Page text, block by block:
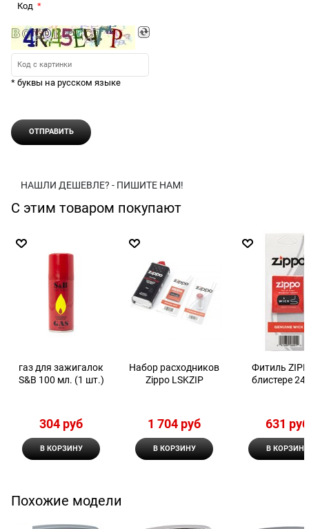
Код
* буквы на русском языке
НАШЛИ ДЕШЕВЛЕ? - ПИШИТЕ НАМ!
С этим товаром покупают
газ для зажигалок
S&B 100 мл. (1 шт.)
304 руб
В КОРЗИНУ
Набор расходников
Zippo LSKZIP
1 704 руб
В КОРЗИНУ
Фитиль
блистере
631 руб
В КОРЗИНУ
Похожие модели